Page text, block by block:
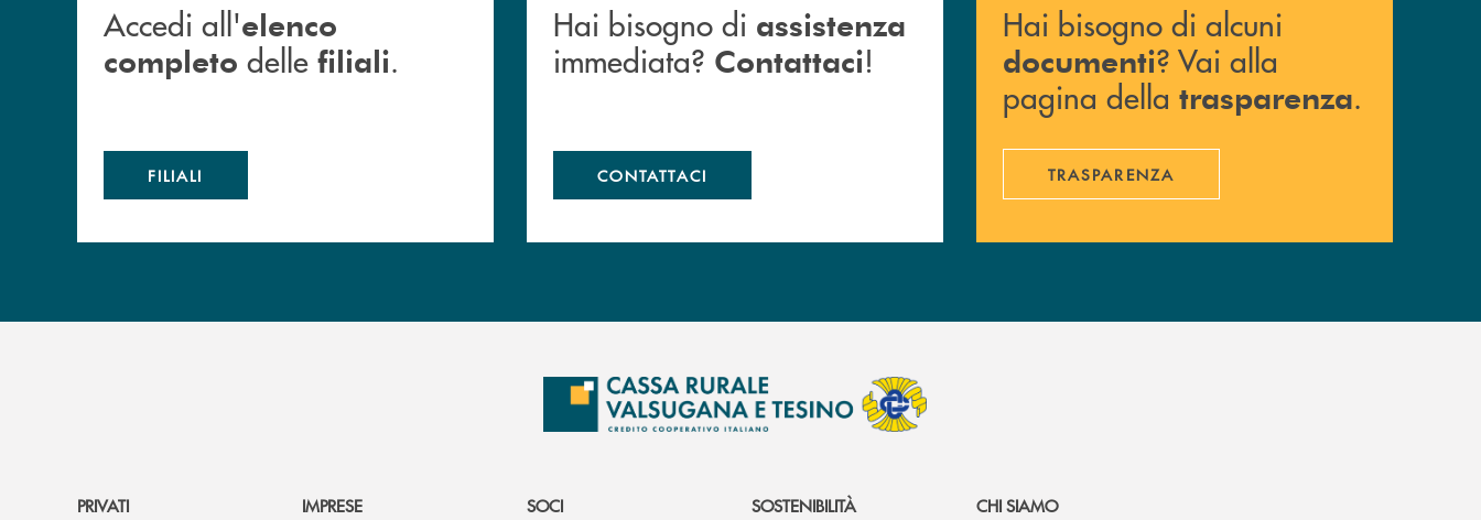
Accedi all'elenco
completo delle filiali.
FILIALI
Hai bisogno di assistenza
immediata? Contattaci!
CONTATTACI
Hai bisogno di alcuni
documenti? Vai alla
pagina della trasparenza.
TRASPARENZA
PRIVATI
IMPRESE
SOCI
SOSTENIBILITÀ
CHI SIAMO